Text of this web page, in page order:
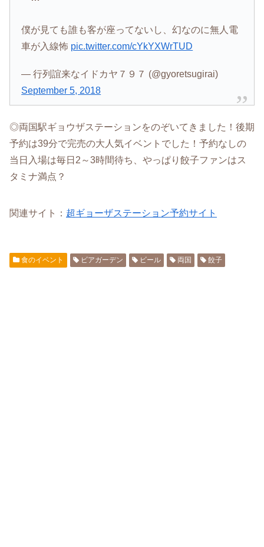
僕が見ても誰も客が座ってないし、幻なのに無人電
車が入線怖 pic.twitter.com/cYkYXWrTUD
— 行列誼来なイドカヤ７９７ (@gyoretsugirai)
September 5, 2018
◎両国駅ギョウザステーションをのぞいてきました！後期
予約は39分で完売の大人気イベントでした！予約なしの
当日入場は毎日2～3時間待ち、やっぱり餃子ファンはス
タミナ満点？
関連サイト： 超ギョーザステーション予約サイト
食のイベント ビアガーデン ビール 両国 餃子